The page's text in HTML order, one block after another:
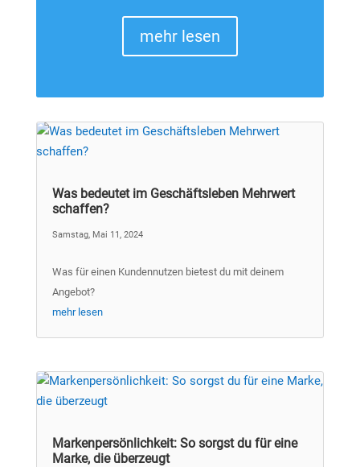
mehr lesen
Was bedeutet im Geschäftsleben Mehrwert
schaffen?
Samstag, Mai 11, 2024
Was für einen Kundennutzen bietest du mit deinem
Angebot?
mehr lesen
Markenpersönlichkeit: So sorgst du für eine
Marke, die überzeugt